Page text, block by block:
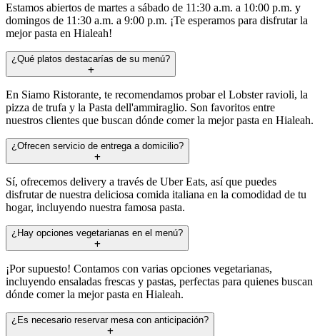
Estamos abiertos de martes a sábado de 11:30 a.m. a 10:00 p.m. y
domingos de 11:30 a.m. a 9:00 p.m. ¡Te esperamos para disfrutar la
mejor pasta en Hialeah!
¿Qué platos destacarías de su menú?
En Siamo Ristorante, te recomendamos probar el Lobster ravioli, la
pizza de trufa y la Pasta dell'ammiraglio. Son favoritos entre
nuestros clientes que buscan dónde comer la mejor pasta en Hialeah.
¿Ofrecen servicio de entrega a domicilio?
Sí, ofrecemos delivery a través de Uber Eats, así que puedes
disfrutar de nuestra deliciosa comida italiana en la comodidad de tu
hogar, incluyendo nuestra famosa pasta.
¿Hay opciones vegetarianas en el menú?
¡Por supuesto! Contamos con varias opciones vegetarianas,
incluyendo ensaladas frescas y pastas, perfectas para quienes buscan
dónde comer la mejor pasta en Hialeah.
¿Es necesario reservar mesa con anticipación?